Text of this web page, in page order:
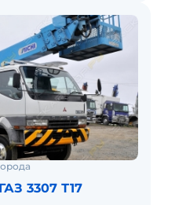
3307 Т17